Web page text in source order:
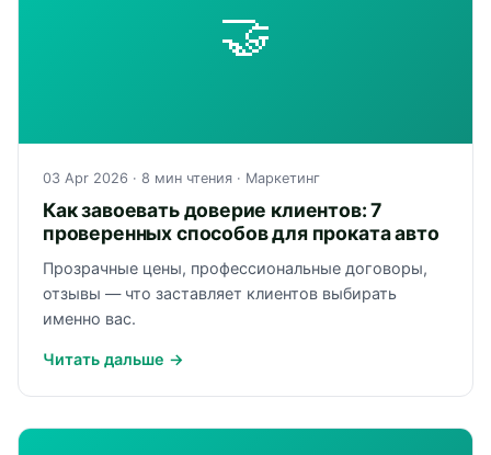
🤝
03 Apr 2026 · 8 мин чтения · Маркетинг
Как завоевать доверие клиентов: 7
проверенных способов для проката авто
Прозрачные цены, профессиональные договоры,
отзывы — что заставляет клиентов выбирать
именно вас.
Читать дальше →